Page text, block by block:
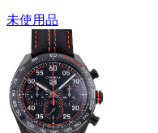
未使用品